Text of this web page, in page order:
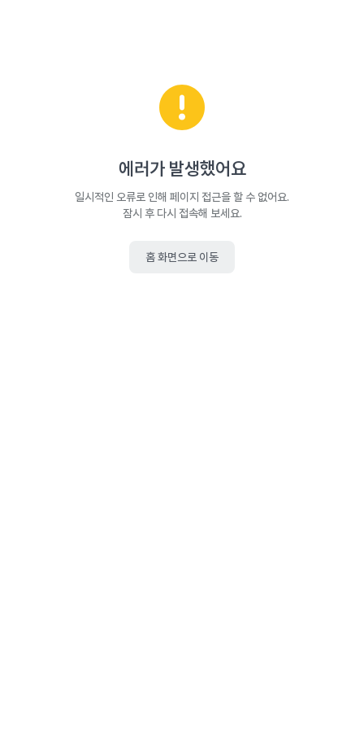
에러가 발생했어요
일시적인 오류로 인해 페이지 접근을 할 수 없어요.
잠시 후 다시 접속해 보세요.
홈 화면으로 이동